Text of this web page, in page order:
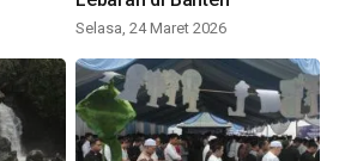
Selasa, 24 Maret 2026